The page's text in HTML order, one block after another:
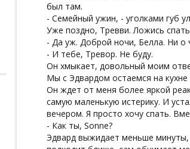
был там.
- Семейный ужин, - уголками губ
Уже поздно, Тревви. Ложись
- Да уж. Доброй ночи, Белла. Ни о
- И тебе, Тревор. Не буду.
Он хмыкает, довольный моим
Мы с Эдвардом остаемся на кухне
Он ждет от меня более яркой
самую маленькую истерику. И
вечером. Я просто хочу спать.
- Как ты, Sonne?
Эдвард выжидает меньше минуты,